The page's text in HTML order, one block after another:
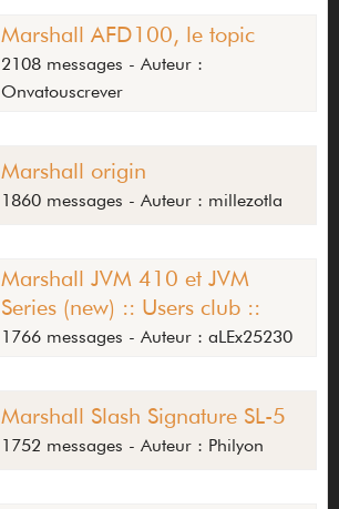
Marshall AFD100, le topic
2108 messages - Auteur :
Onvatouscrever
Marshall origin
1860 messages - Auteur : millezotla
Marshall JVM 410 et JVM
Series (new) :: Users club ::
1766 messages - Auteur : aLEx25230
Marshall Slash Signature SL-5
1752 messages - Auteur : Philyon